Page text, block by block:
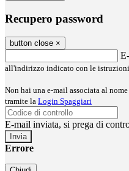
Recupero password
button close ×
all'indirizzo indicato con le istruzioni
Non hai una e-mail associata al
tramite la Login Spaggiari
E-mail inviata, si prega di
Errore